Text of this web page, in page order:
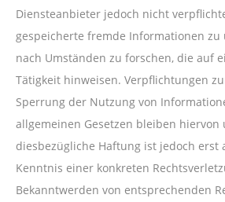
Diensteanbieter jedoch nicht
gespeicherte fremde Informationen zu
nach Umständen zu forschen, die auf
Tätigkeit hinweisen. Verpflichtungen
Sperrung der Nutzung von
allgemeinen Gesetzen bleiben hiervon
diesbezügliche Haftung ist jedoch erst
Kenntnis einer konkreten
Bekanntwerden von entsprechenden